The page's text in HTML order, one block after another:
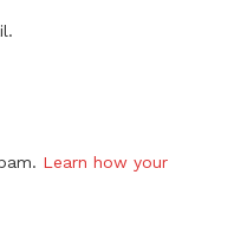
Learn how your